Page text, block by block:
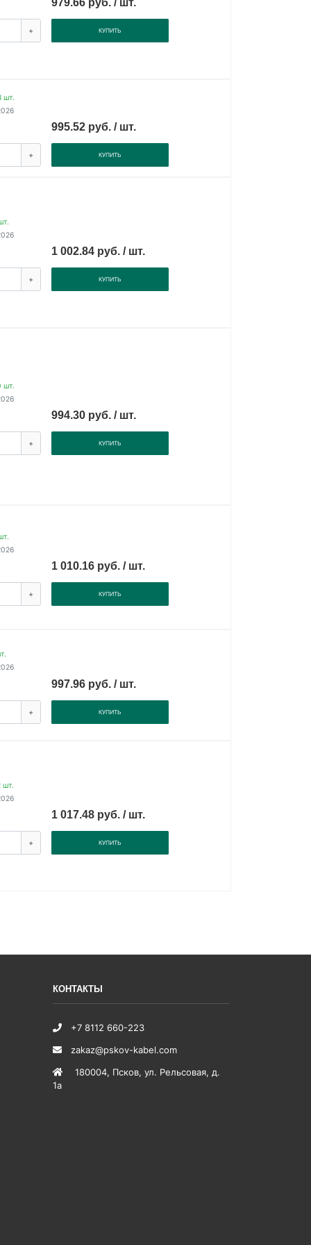
979.66 руб. / шт.
+ КУПИТЬ
шт.
995.52 руб. / шт.
+ КУПИТЬ
1 002.84 руб. / шт.
+ КУПИТЬ
шт.
994.30 руб. / шт.
+ КУПИТЬ
1 010.16 руб. / шт.
+ КУПИТЬ
997.96 руб. / шт.
+ КУПИТЬ
шт.
1 017.48 руб. / шт.
+ КУПИТЬ
КОНТАКТЫ
+7 8112 660-223
zakaz@pskov-kabel.com
180004, Псков, ул. Рельсовая, д.
1а